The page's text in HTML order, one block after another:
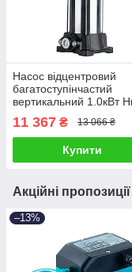
Насос відцентровий
багатоступінчастий
вертикальний 1.0кВт
69м Qmax 67л/хв LEO
EVPm2-6 (775445)
11 367 ₴ 13 066 ₴
Купити
Акційні
–13%